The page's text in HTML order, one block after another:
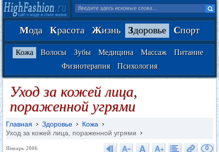
Мода Красота Жизнь Здоровье Спорт
Кожа Волосы Зубы Медицина Массаж
Питание
Физиотерапия
Психология
Уход за кожей лица,
пораженной угрями
Главная Здоровье
Кожа
Уход за кожей лица, пораженной угрями
Январь 2006 0